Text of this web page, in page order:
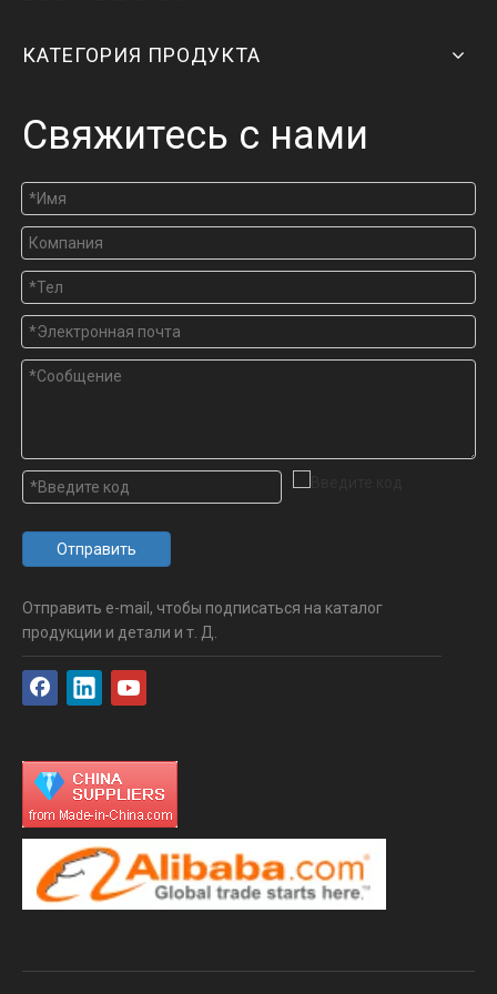
КАТЕГОРИЯ ПРОДУКТА
Свяжитесь с нами
Отправить
Отправить e-mail, чтобы подписаться на каталог
продукции и детали и т. Д.